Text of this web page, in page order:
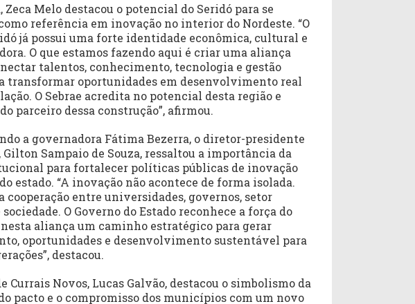
Zeca Melo destacou o potencial do Seridó para se
referência em inovação no interior do Nordeste. “O
já possui uma forte identidade econômica, cultural e
O que estamos fazendo aqui é criar uma aliança
talentos, conhecimento, tecnologia e gestão
transformar oportunidades em desenvolvimento real
O Sebrae acredita no potencial desta região e
parceiro dessa construção”, afirmou.
a governadora Fátima Bezerra, o diretor-presidente
Gilton Sampaio de Souza, ressaltou a importância da
para fortalecer políticas públicas de inovação
estado. “A inovação não acontece de forma isolada.
cooperação entre universidades, governos, setor
O Governo do Estado reconhece a força do
aliança um caminho estratégico para gerar
oportunidades e desenvolvimento sustentável para
destacou.
Currais Novos, Lucas Galvão, destacou o simbolismo da
pacto e o compromisso dos municípios com um novo